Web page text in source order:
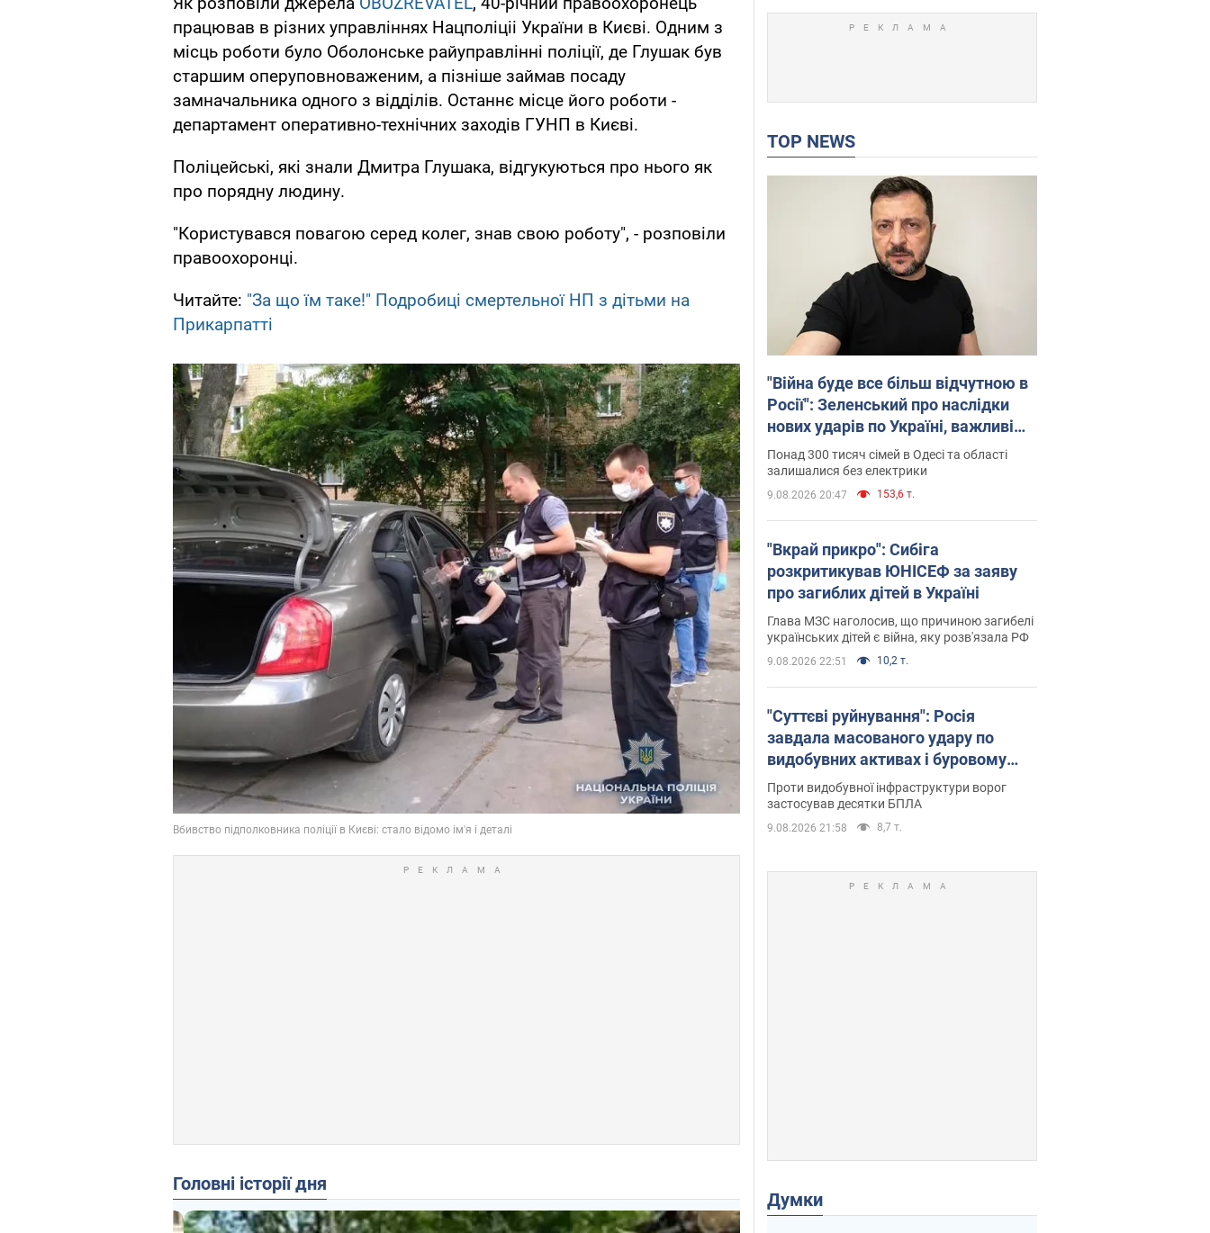
працював в різних управліннях Нацполіціі України в Києві. Одним з
місць роботи було Оболонське райуправлінні поліції, де Глушак був
старшим оперуповноваженим, а пізніше займав посаду
замначальника одного з відділів. Останнє місце його роботи -
департамент оперативно-технічних заходів ГУНП в Києві.
Поліцейські, які знали Дмитра Глушака, відгукуються про нього як
про порядну людину.
"Користувався повагою серед колег, знав свою роботу", - розповіли
правоохоронці.
Читайте: "За що їм таке!" Подробиці смертельної НП з дітьми на
Прикарпатті
Головні історії дня
TOP NEWS
"Війна буде все більш відчутною в
Росії": Зеленський про наслідки
нових ударів по Україні, важливі
звіти й атаки по об'єктах ворога.
Відео
Понад 300 тисяч сімей в Одесі та області
залишалися без електрики
9.08.2026 20:47 153,6 т.
"Вкрай прикро": Сибіга
розкритикував ЮНІСЕФ за заяву
про загиблих дітей в Україні
Глава МЗС наголосив, що причиною загибелі
українських дітей є війна, яку розв'язала РФ
9.08.2026 22:51 10,2 т.
"Суттєві руйнування": Росія
завдала масованого удару по
видобувних активах і буровому
майданчику "Укрнафти"
Проти видобувної інфраструктури ворог
застосував десятки БПЛА
9.08.2026 21:58 8,7 т.
Думки